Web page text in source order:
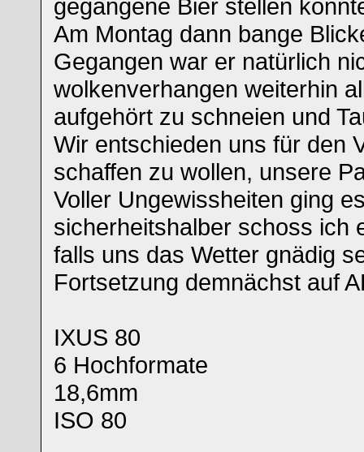
gegangene Bier stellen
Am Montag dann bange
Gegangen war er natürlich
wolkenverhangen weiterhin
aufgehört zu schneien und
Wir entschieden uns für den
schaffen zu wollen, unsere
Voller Ungewissheiten ging
sicherheitshalber schoss ich
falls uns das Wetter gnädig
Fortsetzung demnächst auf
IXUS 80
6 Hochformate
18,6mm
ISO 80